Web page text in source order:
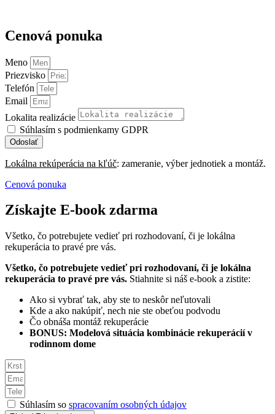
Cenová ponuka
Meno
Priezvisko
Telefón
Email
Lokalita realizácie
Súhlasím s podmienkamy GDPR
Odoslať
Lokálna rekúperácia na kľúč: zameranie, výber jednotiek a montáž.
Cenová ponuka
Získajte E-book zdarma
Všetko, čo potrebujete vedieť pri rozhodovaní, či je lokálna
rekuperácia to pravé pre vás.
Všetko, čo potrebujete vedieť pri rozhodovaní, či je lokálna
rekuperácia to pravé pre vás. Stiahnite si náš e-book a zistite:
Ako si vybrať tak, aby ste to neskôr neľutovali
Kde a ako nakúpiť, nech nie ste obeťou podvodu
Čo obnáša montáž rekuperácie
BONUS: Modelová situácia kombinácie rekuperácií v
rodinnom dome
Súhlasím so spracovaním osobných údajov